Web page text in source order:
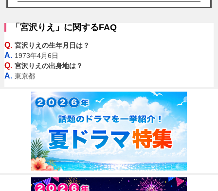
「宮沢りえ」に関するFAQ
Q. 宮沢りえの生年月日は？
A. 1973年4月6日
Q. 宮沢りえの出身地は？
A. 東京都